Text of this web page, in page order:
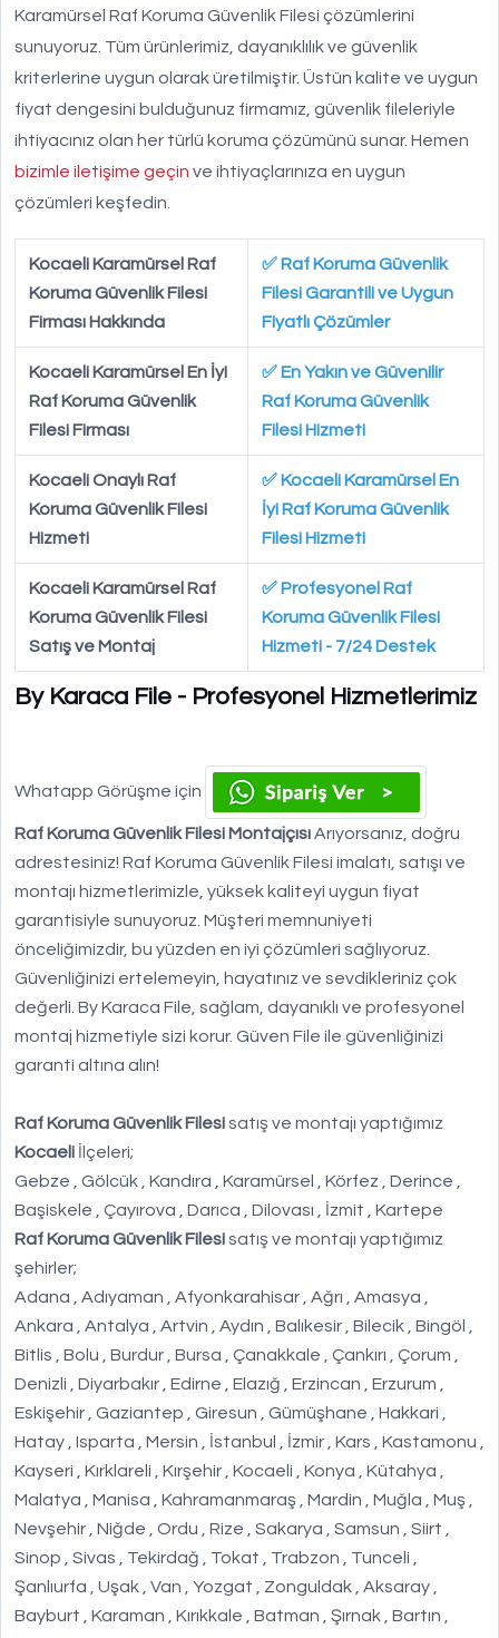
Karamürsel Raf Koruma Güvenlik Filesi çözümlerini
sunuyoruz. Tüm ürünlerimiz, dayanıklılık ve güvenlik
kriterlerine uygun olarak üretilmiştir. Üstün kalite ve uygun
fiyat dengesini bulduğunuz firmamız, güvenlik fileleriyle
ihtiyacınız olan her türlü koruma çözümünü sunar. Hemen
bizimle iletişime geçin ve ihtiyaçlarınıza en uygun
çözümleri keşfedin.
By Karaca File - Profesyonel Hizmetlerimiz
Kocaeli Karamürsel Raf
Koruma Güvenlik Filesi
Firması Hakkında
✅ Raf Koruma Güvenlik
Filesi Garantili ve Uygun
Fiyatlı Çözümler
Kocaeli Karamürsel En İyi
Raf Koruma Güvenlik
Filesi Firması
✅ En Yakın ve Güvenilir
Raf Koruma Güvenlik
Filesi Hizmeti
Kocaeli Onaylı Raf
Koruma Güvenlik Filesi
Hizmeti
✅ Kocaeli Karamürsel En
İyi Raf Koruma Güvenlik
Filesi Hizmeti
Kocaeli Karamürsel Raf
Koruma Güvenlik Filesi
Satış ve Montaj
✅ Profesyonel Raf
Koruma Güvenlik Filesi
Hizmeti - 7/24 Destek
Whatapp Görüşme için
Raf Koruma Güvenlik Filesi MontajçısıArıyorsanız, doğru
adrestesiniz! Raf Koruma Güvenlik Filesi imalatı, satışı ve
montajı hizmetlerimizle, yüksek kaliteyi uygun fiyat
garantisiyle sunuyoruz. Müşteri memnuniyeti
önceliğimizdir, bu yüzden en iyi çözümleri sağlıyoruz.
Güvenliğinizi ertelemeyin, hayatınız ve sevdikleriniz çok
değerli. By Karaca File, sağlam, dayanıklı ve profesyonel
montaj hizmetiyle sizi korur. Güven File ile güvenliğinizi
garanti altına alın!
Raf Koruma Güvenlik Filesisatış ve montajı yaptığımız
Kocaeli İlçeleri;
Gebze , Gölcük , Kandıra , Karamürsel , Körfez , Derince ,
Başiskele , Çayırova , Darıca , Dilovası , İzmit , Kartepe
Raf Koruma Güvenlik Filesisatış ve montajı yaptığımız
şehirler;
Adana , Adıyaman , Afyonkarahisar , Ağrı , Amasya ,
Ankara , Antalya , Artvin , Aydın , Balıkesir , Bilecik , Bingöl ,
Bitlis , Bolu , Burdur , Bursa , Çanakkale , Çankırı , Çorum ,
Denizli , Diyarbakır , Edirne , Elazığ , Erzincan , Erzurum ,
Eskişehir , Gaziantep , Giresun , Gümüşhane , Hakkari ,
Hatay , Isparta , Mersin , İstanbul , İzmir , Kars , Kastamonu ,
Kayseri , Kırklareli , Kırşehir , Kocaeli , Konya , Kütahya ,
Malatya , Manisa , Kahramanmaraş , Mardin , Muğla , Muş ,
Nevşehir , Niğde , Ordu , Rize , Sakarya , Samsun , Siirt ,
Sinop , Sivas , Tekirdağ , Tokat , Trabzon , Tunceli ,
Şanlıurfa , Uşak , Van , Yozgat , Zonguldak , Aksaray ,
Bayburt , Karaman , Kırıkkale , Batman , Şırnak , Bartın ,